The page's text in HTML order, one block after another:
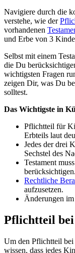
Navigiere durch die
verstehe, wie der
vorhandenen
und Erbe von 3
Selbst mit einem
die Du
wichtigsten Fragen
zeigen Dir, was Du
solltest.
Das Wichtigste in
Pflichtteil für
Erbteils laut
Jedes der drei
Sechstel des
Testament
berücksichtigen.
Rechtliche
aufzusetzen.
Änderungen
Pflichtteil
Um den Pflichtteil bei
wissen, dass jedes